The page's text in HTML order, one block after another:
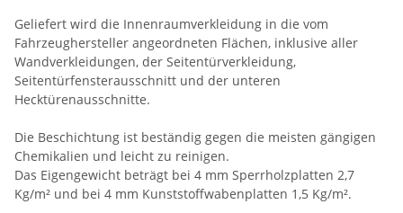
Geliefert wird die Innenraumverkleidung in die vom
Fahrzeughersteller angeordneten Flächen, inklusive aller
Wandverkleidungen, der Seitentürverkleidung,
Seitentürfensterausschnitt und der unteren
Hecktürenausschnitte.
Die Beschichtung ist beständig gegen die meisten gängigen
Chemikalien und leicht zu reinigen.
Das Eigengewicht beträgt bei 4 mm Sperrholzplatten 2,7
Kg/m² und bei 4 mm Kunststoffwabenplatten 1,5 Kg/m².